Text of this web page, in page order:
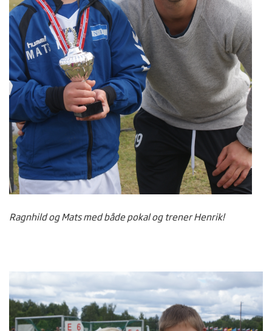
Ragnhild og Mats med både pokal og trener Henrik!